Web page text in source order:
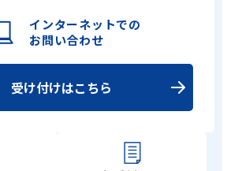
インターネットでの
お問い合わせ
受け付けはこちら